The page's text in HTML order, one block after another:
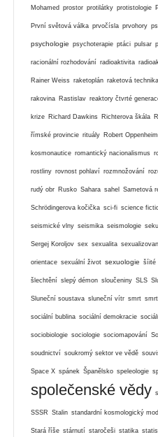
Mohamed prostor protilátky protistologie
První světová válka prvočísla prvohory
psychologie psychoterapie ptáci pulsar
racionální rozhodování radioaktivita
Rainer Weiss raketoplán raketová technika
rakovina Rastislav reaktory čtvrté
krize Richard Dawkins Richterova škála
římské provincie rituály Robert
kosmonautice romantický nacionalismus
rostliny rovnost pohlaví rozmnožování
rudý obr Rusko Sahara sahel Sametová
Schrödingerova kočička sci-fi science
seismické vlny seismika seismologie
Sergej Koroljov sex sexualita
orientace sexuální život sexuologie šíité
šlechtění slepý démon sloučeniny SLS
Sluneční soustava sluneční vítr smrt
sociální bublina sociální demokracie
sociobiologie sociologie sociomapování
soudnictví soukromý sektor ve vědě
Space X spánek Španělsko speleologie
společenské vědy
SSSR Stalin standardní kosmologický
Stará říše stárnutí staročeši statika